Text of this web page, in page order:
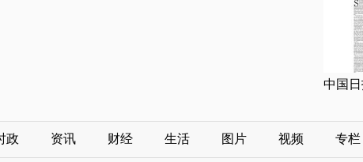
中国
政 资讯 财经 生活 图片 视频 专栏